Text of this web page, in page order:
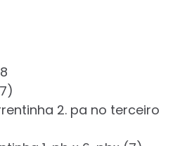
2. pa no terceiro